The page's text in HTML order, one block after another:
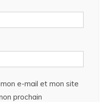
e-mail et mon site
prochain